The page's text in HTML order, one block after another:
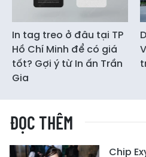
In tag treo ở đâu tại TP
Hồ Chí Minh để có giá
tốt? Gợi ý từ In ấn Trần
Gia
ĐỌC THÊM
Chip